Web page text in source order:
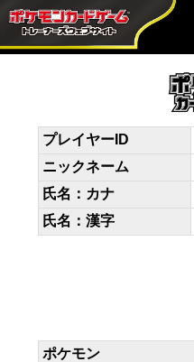
デッキコード
D888c8-kmt97x-DY4a8c
プレイヤーID
ニックネーム
氏名：カナ
氏名：漢字
ポケモン